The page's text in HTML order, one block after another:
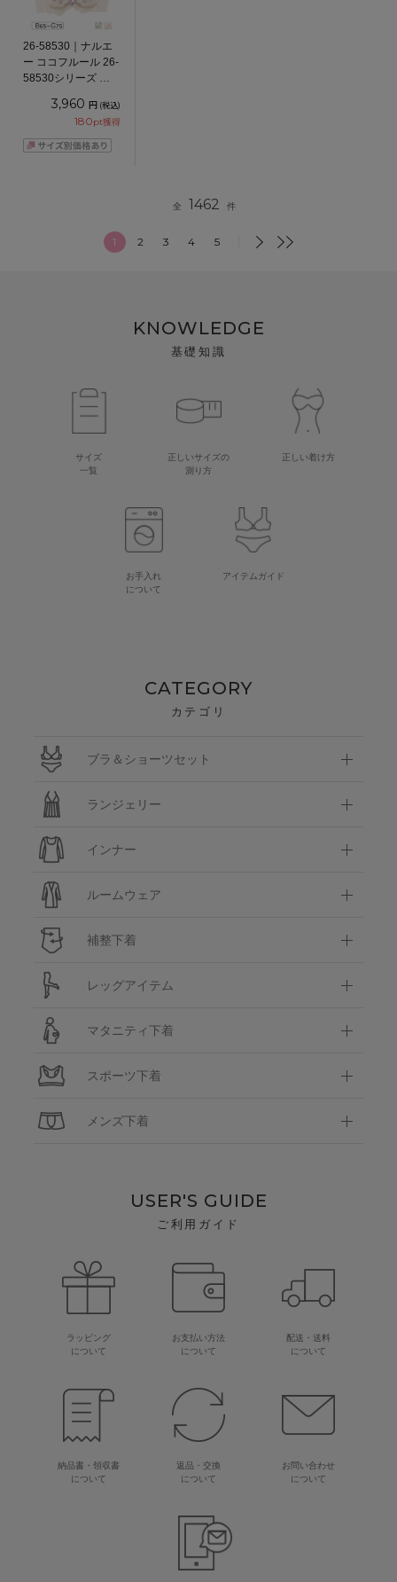
26-58530｜ナルエ
ー ココフルール 26-
58530シリーズ ブ
イヤーブラ
BCDEFGカップ ア
ンダー65/70/75cm
3,960 円 (税込)
180pt獲得
全 1462 件
1 2 3 4 5
KNOWLEDGE
基礎知識
サイズ
一覧
正しいサイズの
測り方
正しい着け方
お手入れ
について
アイテムガイド
CATEGORY
カテゴリ
ブラ＆ショーツセット
ランジェリー
インナー
ルームウェア
補整下着
レッグアイテム
マタニティ下着
スポーツ下着
メンズ下着
USER'S GUIDE
ご利用ガイド
ラッピング
について
お支払い方法
について
配送・送料
について
納品書・領収書
について
返品・交換
について
お問い合わせ
について